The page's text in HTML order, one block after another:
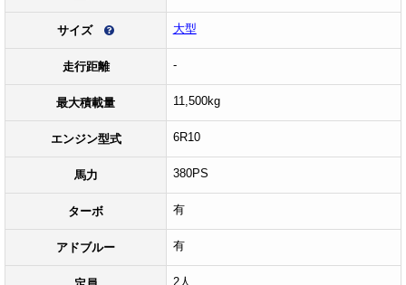
サイズ 大型
走行距離 -
最大積載量 11,500kg
エンジン型式 6R10
馬力 380PS
ターボ 有
アドブルー 有
2人